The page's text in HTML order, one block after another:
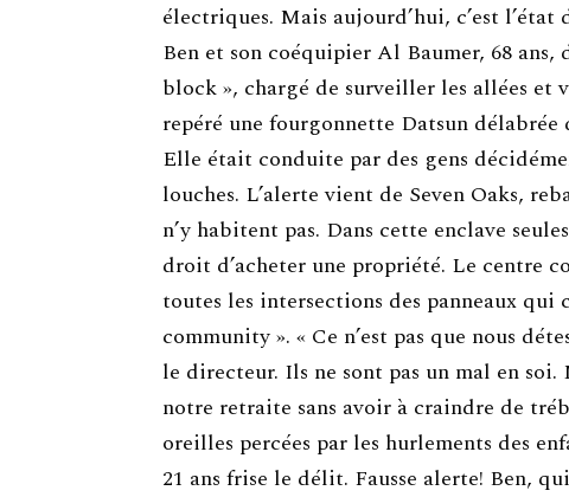
électriques. Mais aujourd’hui, c’est
Ben et son coéquipier Al Baumer, 68
block », chargé de surveiller les allées et
repéré une fourgonnette Datsun
Elle était conduite par des gens
louches. L’alerte vient de Seven Oaks,
n’y habitent pas. Dans cette enclave
droit d’acheter une propriété. Le centre
toutes les intersections des panneaux qui
community ». « Ce n’est pas que nous
le directeur. Ils ne sont pas un mal en
notre retraite sans avoir à craindre de
oreilles percées par les hurlements des
21 ans frise le délit. Fausse alerte! Ben,